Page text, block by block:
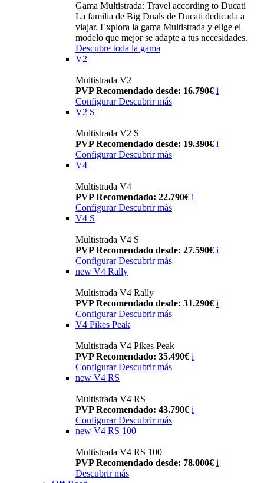
Gama Multistrada: Travel according to Ducati
La familia de Big Duals de Ducati dedicada a
viajar. Explora la gama Multistrada y elige el
modelo que mejor se adapte a tus necesidades.
Descubre toda la gama
V2
Multistrada V2
PVP Recomendado desde: 16.790€ i
Configurar Descubrir más
V2 S
Multistrada V2 S
PVP Recomendado desde: 19.390€ i
Configurar Descubrir más
V4
Multistrada V4
PVP Recomendado: 22.790€ i
Configurar Descubrir más
V4 S
Multistrada V4 S
PVP Recomendado desde: 27.590€ i
Configurar Descubrir más
new V4 Rally
Multistrada V4 Rally
PVP Recomendado desde: 31.290€ i
Configurar Descubrir más
V4 Pikes Peak
Multistrada V4 Pikes Peak
PVP Recomendado: 35.490€ i
Configurar Descubrir más
new V4 RS
Multistrada V4 RS
PVP Recomendado: 43.790€ i
ConfigurarDescubrir más
new V4 RS 100
Multistrada V4 RS 100
PVP Recomendado desde: 78.000€ i
Descubrir más